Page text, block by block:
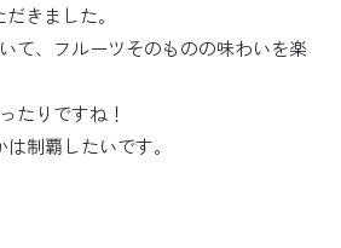
きました。
て、フルーツそのものの味わいを楽
たりですね！
制覇したいです。